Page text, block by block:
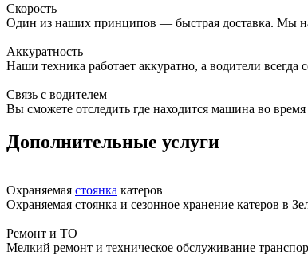
Скорость
Один из наших принципов — быстрая доставка. Мы
Аккуратность
Наши техника работает аккуратно, а водители
Связь с водителем
Вы сможете отследить где находится машина во
Дополнительные услуги
Охраняемая стоянка катеров
Охраняемая стоянка и сезонное хранение катеров в
Ремонт и ТО
Мелкий ремонт и техническое обслуживание